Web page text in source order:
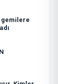
gemilere